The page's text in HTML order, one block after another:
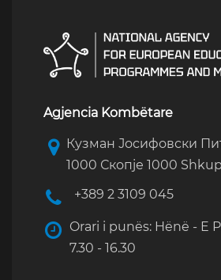
Agjencia Kombëtare
Кузман Јосифовски
1000 Скопје 1000 Shkup
+389 2 3109 045
Orari i punës: Hënë - E
7.30 - 16.30